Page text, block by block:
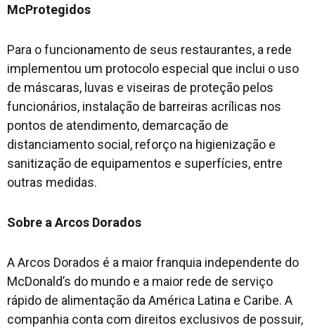
McProtegidos
Para o funcionamento de seus restaurantes, a rede
implementou um protocolo especial que inclui o uso
de máscaras, luvas e viseiras de proteção pelos
funcionários, instalação de barreiras acrílicas nos
pontos de atendimento, demarcação de
distanciamento social, reforço na higienização e
sanitização de equipamentos e superfícies, entre
outras medidas.
Sobre a Arcos Dorados
A Arcos Dorados é a maior franquia independente do
McDonald’s do mundo e a maior rede de serviço
rápido de alimentação da América Latina e Caribe. A
companhia conta com direitos exclusivos de possuir,